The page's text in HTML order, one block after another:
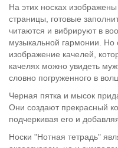
На этих носках
страницы, готовые
читаются и вибрируют в
музыкальной гармонии. Но
изображение качелей,
качелях можно увидеть
словно погруженного в
Черная пятка и мысок
Они создают прекрасный
подчеркивая его и
Носки "Нотная тетрадь"